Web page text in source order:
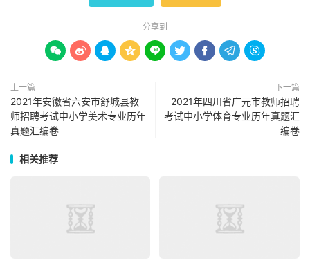
分享到
        
上一篇
2021年安徽省六安市舒城县教
师招聘考试中小学美术专业历年
真题汇编卷
下一篇
2021年四川省广元市教师招聘
考试中小学体育专业历年真题汇
编卷
相关推荐